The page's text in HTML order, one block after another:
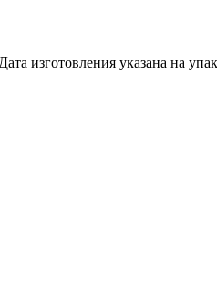
изготовления указана на